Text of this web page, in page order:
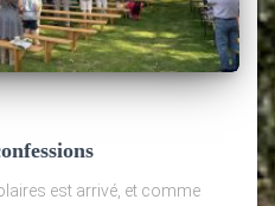
est arrivé, et comme